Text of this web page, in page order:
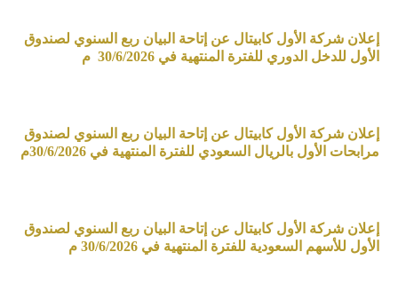
إعلان شركة الأول كابيتال عن إتاحة البيان ربع السنوي لصندوق
الأول للدخل الدوري للفترة المنتهية في 30/6/2026 م
إعلان شركة الأول كابيتال عن إتاحة البيان ربع السنوي لصندوق
مرابحات الأول بالريال السعودي للفترة المنتهية في 30/6/2026م
إعلان شركة الأول كابيتال عن إتاحة البيان ربع السنوي لصندوق
الأول للأسهم السعودية للفترة المنتهية في 30/6/2026 م